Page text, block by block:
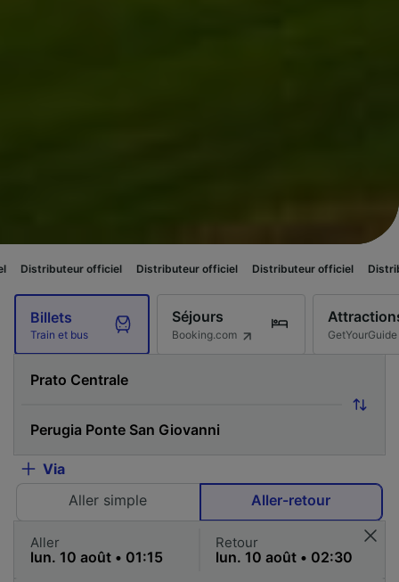
officiel Distributeur officiel Distributeur officiel Distributeur
Billets
Train et bus
Séjours
Booking.com GetYourGuide
Via
Aller simple
Aller-retour
Aller Retour